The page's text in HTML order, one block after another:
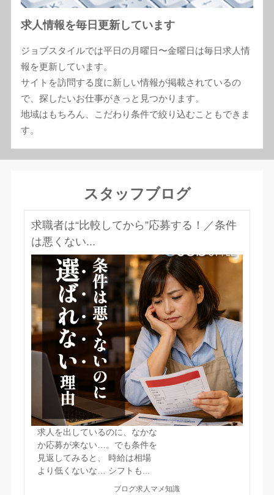
求人情報を毎日更新しています
ジョブスタイルでは平日の月曜日〜金曜日は毎日求人情
報を更新しています。
サイトを訪問する度に新しい情報が掲載されているの
で、探したいお仕事がきっと見つかります。
地域はもちろん、こだわり条件で絞り込むこともできま
す。
スタッフブログ
求職者は“比較してから”応募する！／条件
は悪くない...
求人を出しているのに、なかな
か応募が来ない…。でも条件を
見返してみると、 時給は相場
より低くないな… シフトも...
ブログ求人マメ知識